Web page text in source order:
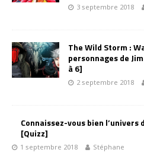
3 septembre 2018
The Wild Storm :
personnages de
à 6]
2 septembre 2018
Connaissez-vous bien l’univers
[Quizz]
1 septembre 2018 Stéphane